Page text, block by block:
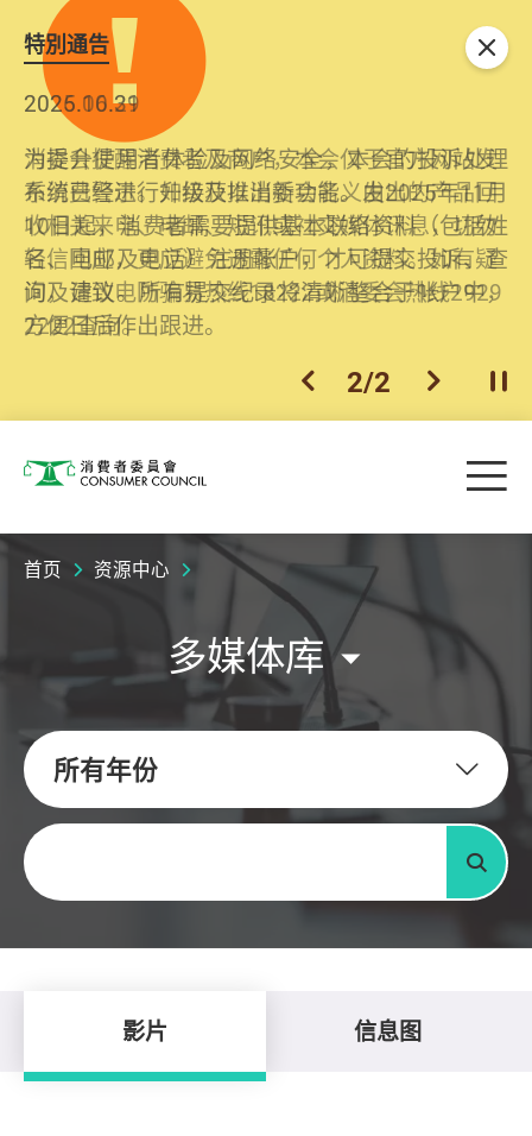
特別通告
2026.06.29
消委会提醒消费者及商户，本会仅于官方网站发
布消费警示。如接获以消委会名义发出的产品回
收相关来电、电邮、短讯或社交媒体讯息，切勿
轻信回应，更应避免透露任何个人资料。如有疑
问，请致电防骗易热线18222或消委会热线2929
2222查询。
2025.10.31
为提升使用者体验及网络安全，本会的投诉处理
系统已经进行升级及推出新功能。由2025年11月
10日起，消费者需要提供基本联络资料（包括姓
名、电邮及电话）注册帐户，才可提交投诉、查
询及建议。所有提交纪录将清晰整合于帐户中，
方便日后作出跟进。
上一个
2/2 下一个开
关闭
消费者委员会 目
首页 资源中心
多媒体库
所有年份
关键字
搜寻
影片 信息图